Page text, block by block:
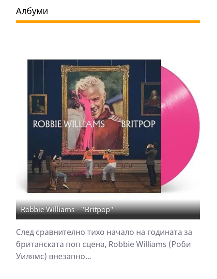
Албуми
Robbie Williams - "Britpop"
След сравнително тихо начало на годината за
британската поп сцена, Robbie Williams (Роби
Уилямс) внезапно...